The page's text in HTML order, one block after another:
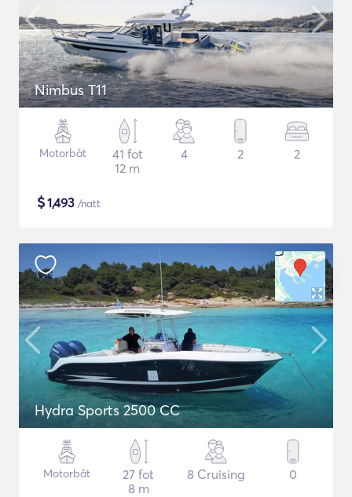
Nimbus T11
Motorbåt
41 fot
12 m
4 2 2
$1,493 /natt
Hydra Sports 2500 CC
Motorbåt
27 fot
8 m
8 Cruising 0